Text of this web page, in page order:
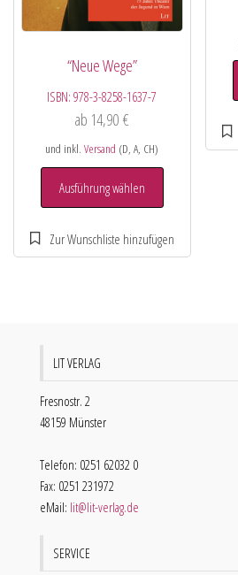
“Neue Wege”
ISBN:978-3-8258-1637-7
ab 14,90€
und inkl.Versand (D, A, CH)
Ausführung wählen
LIT VERLAG
Fresnostr. 2
48159 Münster
Telefon: 0251 62032 0
Fax: 0251 231972
eMail: lit@lit-verlag.de
SERVICE